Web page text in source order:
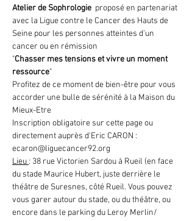
Atelier de Sophrologie proposé en partenariat
avec la Ligue contre le Cancer des Hauts de
Seine pour les personnes atteintes d'un
cancer ou en rémission
"Chasser mes tensions et vivre un moment
ressource"
Profitez de ce moment de bien-être pour vous
accorder une bulle de sérénité à la Maison du
Mieux-Etre
Inscription obligatoire sur cette page ou
directement auprès d'Eric CARON :
ecaron@liguecancer92.org
Lieu : 38 rue Victorien Sardou à Rueil (en face
du stade Maurice Hubert, juste derrière le
théâtre de Suresnes, côté Rueil. Vous pouvez
vous garer autour du stade, ou du théâtre, ou
encore dans le parking du Leroy Merlin/